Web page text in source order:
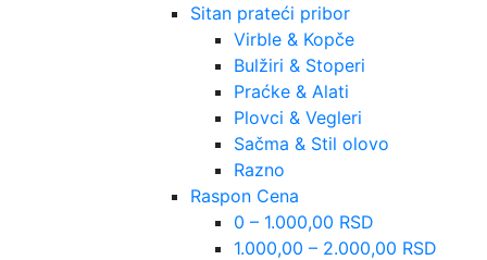
Sitan prateći pribor
Virble & Kopče
Bulžiri & Stoperi
Praćke & Alati
Plovci & Vegleri
Sačma & Stil olovo
Razno
Raspon Cena
0 – 1.000,00 RSD
1.000,00 – 2.000,00 RSD